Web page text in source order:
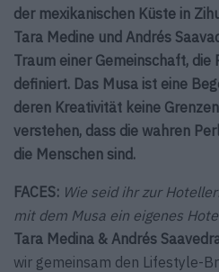
der mexikanischen Küste in
Tara Medine und Andrés
Traum einer Gemeinschaft, die
definiert. Das Musa ist eine
deren Kreativität keine
verstehen, dass die wahren
die Menschen sind.
FACES: Wie seid ihr zur
mit dem Musa ein eigenes
Tara Medina & Andrés
wir gemeinsam den Lifestyle-